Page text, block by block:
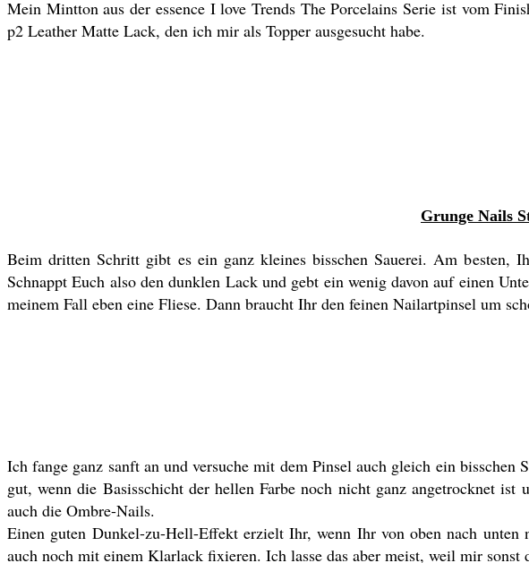
Mein Mintton aus der essence I love Trends The Porcelains Serie ist vom
p2 Leather Matte Lack, den ich mir als Topper ausgesucht habe.
Grunge Nails
Beim dritten Schritt gibt es ein ganz kleines bisschen Sauerei. Am besten,
Schnappt Euch also den dunklen Lack und gebt ein wenig davon auf einen
meinem Fall eben eine Fliese. Dann braucht Ihr den feinen Nailartpinsel um
Ich fange ganz sanft an und versuche mit dem Pinsel auch gleich ein
gut, wenn die Basisschicht der hellen Farbe noch nicht ganz angetrocknet
auch die Ombre-Nails.
Einen guten Dunkel-zu-Hell-Effekt erzielt Ihr, wenn Ihr von oben nach
auch noch mit einem Klarlack fixieren. Ich lasse das aber meist, weil mir sonst